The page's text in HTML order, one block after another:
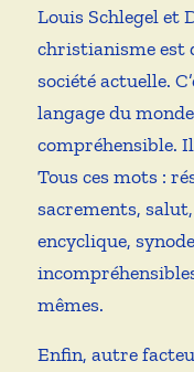
Louis Schlegel et
christianisme est
société actuelle.
langage du
compréhensible.
Tous ces mots :
sacrements,
encyclique,
mêmes.
Enfin, autre